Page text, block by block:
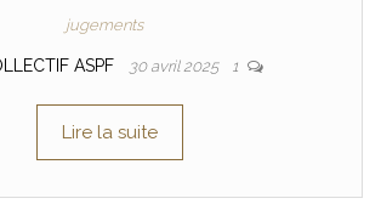
jugements
ASPF 30 avril 2025 1
Lire la suite